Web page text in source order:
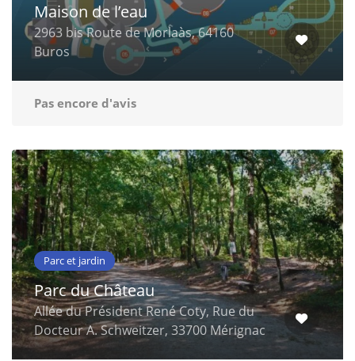
Maison de l’eau
2963 bis Route de Morlaàs, 64160
Buros
Pas encore d'avis
Parc et jardin
Parc du Château
Allée du Président René Coty, Rue du
Docteur A. Schweitzer, 33700 Mérignac